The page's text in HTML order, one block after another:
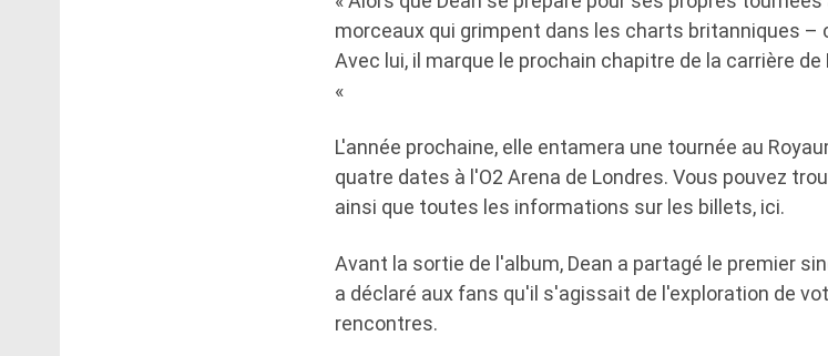
morceaux qui grimpent dans les charts britanniques –
Avec lui, il marque le prochain chapitre de la carrière
«
L'année prochaine, elle entamera une tournée au
quatre dates à l'O2 Arena de Londres. Vous pouvez
ainsi que toutes les informations sur les billets, ici.
Avant la sortie de l'album, Dean a partagé le premier
a déclaré aux fans qu'il s'agissait de l'exploration de
rencontres.